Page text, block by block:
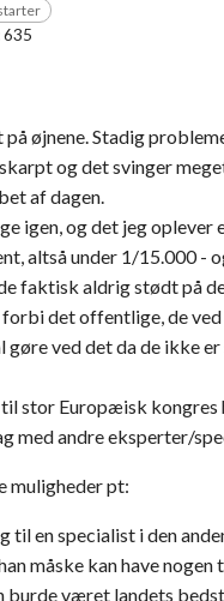
635
på øjnene. Stadig
og det svinger
af dagen.
igen, og det jeg oplever
altså under 1/15.000 -
faktisk aldrig stødt på
det offentlige, de
gøre ved det da de ikke
stor Europæisk kongres
med andre eksperter/
muligheder pt:
til en specialist i den
måske kan have nogen
burde været landets